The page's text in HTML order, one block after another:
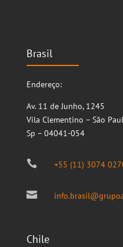
Brasil
Endereço:
Av. 11 de Junho, 1245
Vila Clementino – São
Sp – 04041-054
 +55 (11) 3074

Chile